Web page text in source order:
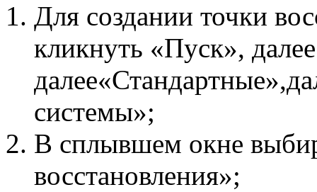
Для создании точки
кликнуть «Пуск»,
системы»;
В сплывшем окне
восстановления»;